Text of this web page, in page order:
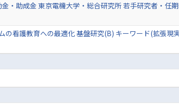
・助成金 東京電機大学・総合研究所 若手研究者・任
看護教育への最適化 基盤研究(B) キーワード(拡張現